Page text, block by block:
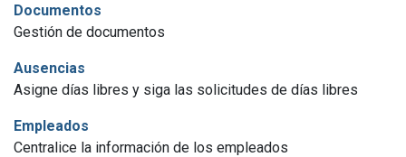
Documentos
Gestión de documentos
Ausencias
Asigne días libres y siga las solicitudes de días libres
Empleados
Centralice la información de los empleados